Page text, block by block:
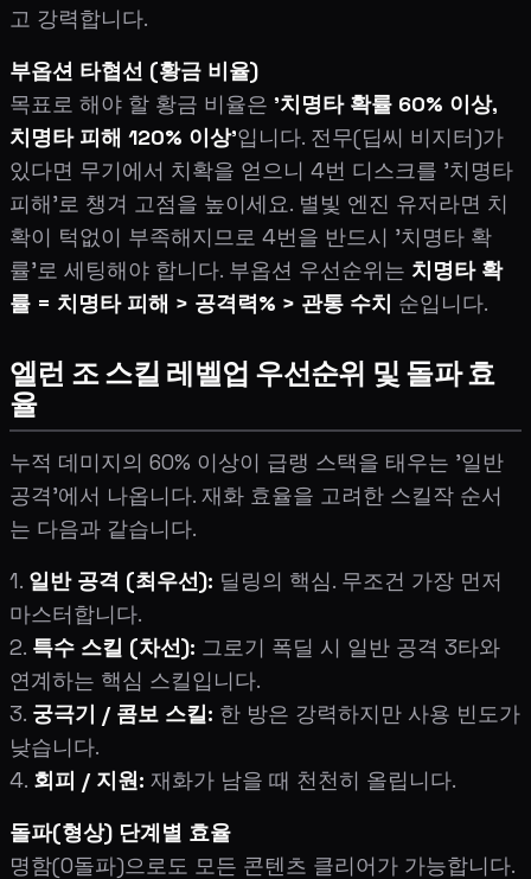
고 강력합니다.
부옵션 타협선 (황금 비율)
목표로 해야 할 황금 비율은 '치명타 확률 60% 이상,
치명타 피해 120% 이상'입니다. 전무(딥씨 비지터)가
있다면 무기에서 치확을 얻으니 4번 디스크를 '치명타
피해'로 챙겨 고점을 높이세요. 별빛 엔진 유저라면 치
확이 턱없이 부족해지므로 4번을 반드시 '치명타 확
률'로 세팅해야 합니다. 부옵션 우선순위는 치명타 확
률 = 치명타 피해 > 공격력% > 관통 수치 순입니다.
엘런 조 스킬 레벨업 우선순위 및 돌파 효
율
누적 데미지의 60% 이상이 급랭 스택을 태우는 '일반
공격'에서 나옵니다. 재화 효율을 고려한 스킬작 순서
는 다음과 같습니다.
1. 일반 공격 (최우선): 딜링의 핵심. 무조건 가장 먼저
마스터합니다.
2. 특수 스킬 (차선): 그로기 폭딜 시 일반 공격 3타와
연계하는 핵심 스킬입니다.
3. 궁극기 / 콤보 스킬: 한 방은 강력하지만 사용 빈도가
낮습니다.
4. 회피 / 지원: 재화가 남을 때 천천히 올립니다.
돌파(형상) 단계별 효율
명함(0돌파)으로도 모든 콘텐츠 클리어가 가능합니다.